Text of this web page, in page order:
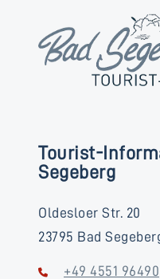
Tourist-
Segeberg
Oldesloer Str. 20
23795 Bad
+49 4551 96490